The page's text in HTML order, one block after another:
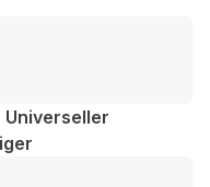
Universeller
speichern